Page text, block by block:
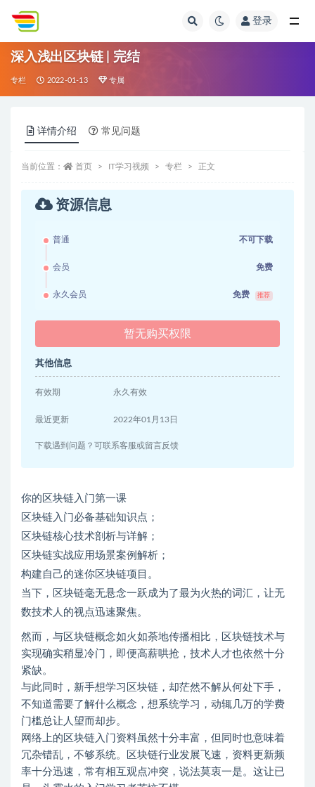
登录
深入浅出区块链 | 完结
专栏 2022-01-13 专属
详情介绍 常见问题
当前位置： 首页 IT学习视频 专栏 正文
资源信息
普通 不可下载
会员 免费
永久会员 免费 推荐
暂无购买权限
其他信息
有效期 永久有效
最近更新 2022年01月13日
下载遇到问题？可联系客服或留言反馈
你的区块链入门第一课
区块链入门必备基础知识点；
区块链核心技术剖析与详解；
区块链实战应用场景案例解析；
构建自己的迷你区块链项目。
当下，区块链毫无悬念一跃成为了最为火热的词汇，让无
数技术人的视点迅速聚焦。
然而，与区块链概念如火如荼地传播相比，区块链技术与
实现确实稍显冷门，即便高薪哄抢，技术人才也依然十分
紧缺。
与此同时，新手想学习区块链，却茫然不解从何处下手，
不知道需要了解什么概念，想系统学习，动辄几万的学费
门槛总让人望而却步。
网络上的区块链入门资料虽然十分丰富，但同时也意味着
冗杂错乱，不够系统。区块链行业发展飞速，资料更新频
率十分迅速，常有相互观点冲突，说法莫衷一是。这让已